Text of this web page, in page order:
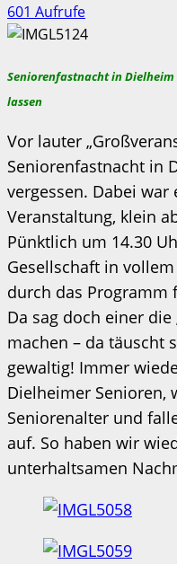
601 Aufrufe
Seniorenfastnacht in Dielheim
lassen
Vor lauter
Seniorenfastnacht in
vergessen. Dabei
Veranstaltung, klein
Pünktlich um 14.30
Gesellschaft in
durch das Programm
Da sag doch einer
machen – da täuscht
gewaltig! Immer
Dielheimer Senioren,
Seniorenalter und
auf. So haben wir
unterhaltsamen